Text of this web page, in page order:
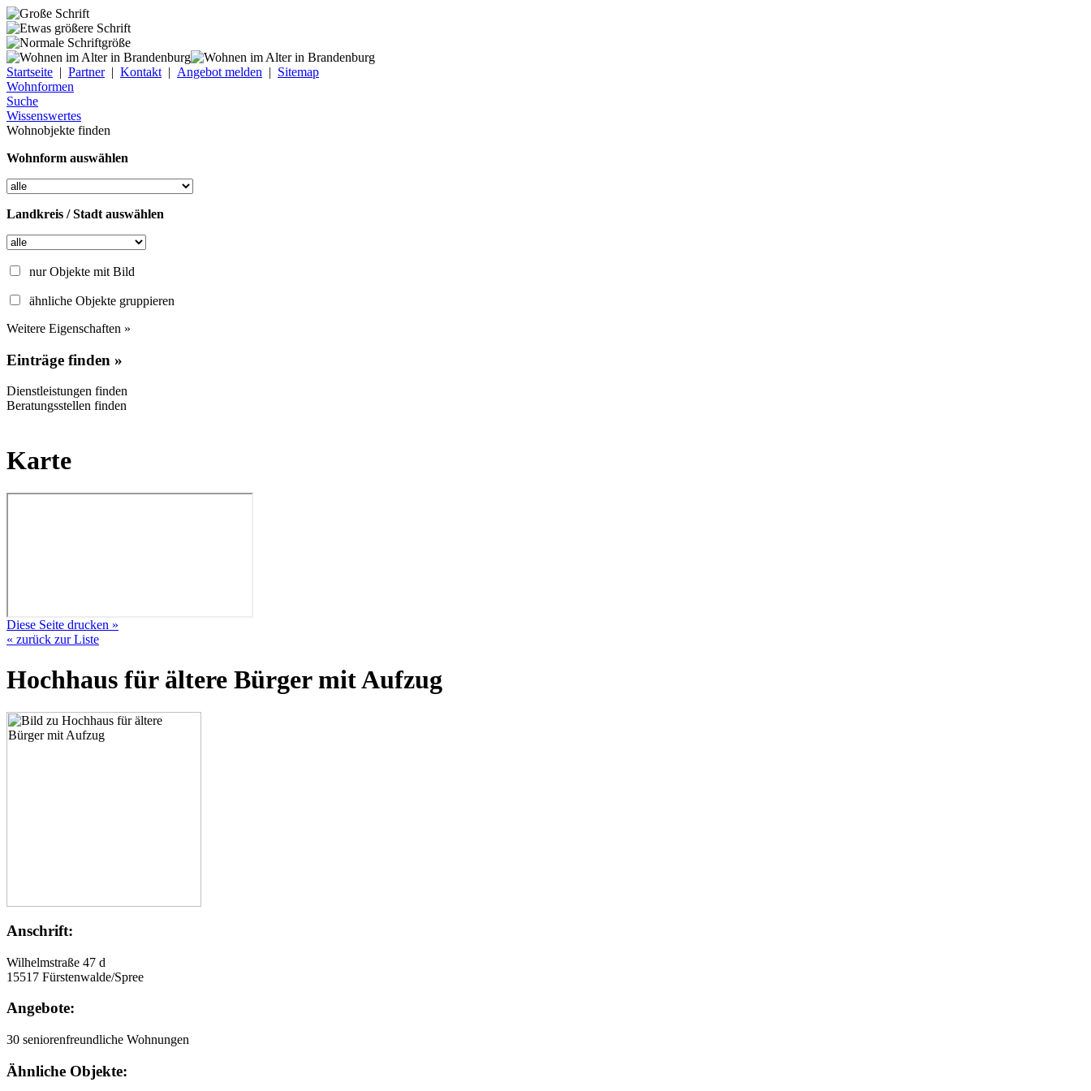
Startseite | Partner| Kontakt | Angebot melden | Sitemap
Wohnformen
Suche
Wissenswertes
Wohnobjekte finden
Wohnform auswählen
Landkreis / Stadt auswählen
nur Objekte mit Bild
ähnliche Objekte gruppieren
Weitere Eigenschaften »
Einträge finden »
Dienstleistungen finden
Beratungsstellen finden
Karte
Diese Seite drucken »
« zurück zur Liste
Hochhaus für ältere Bürger mit Aufzug
Anschrift:
Wilhelmstraße 47 d
15517 Fürstenwalde/Spree
Angebote:
30 seniorenfreundliche Wohnungen
Ähnliche Objekte: